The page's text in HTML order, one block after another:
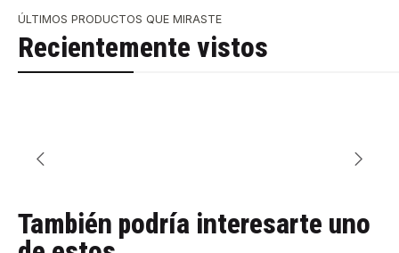
ÚLTIMOS PRODUCTOS QUE MIRASTE
Recientemente vistos
También podría interesarte uno